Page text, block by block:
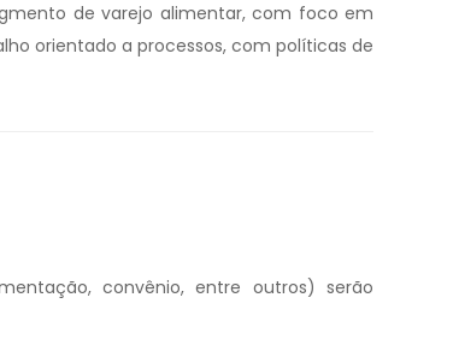
de varejo alimentar, com foco em
orientado a processos, com políticas de
convênio, entre outros) serão